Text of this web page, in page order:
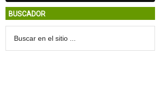
BUSCADOR